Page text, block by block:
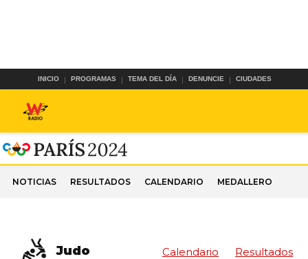
INICIO PROGRAMAS TEMA DEL DÍA DENUNCIE CIUDADES
NOTICIAS RESULTADOS CALENDARIO MEDALLERO
Judo Calendario Resultados